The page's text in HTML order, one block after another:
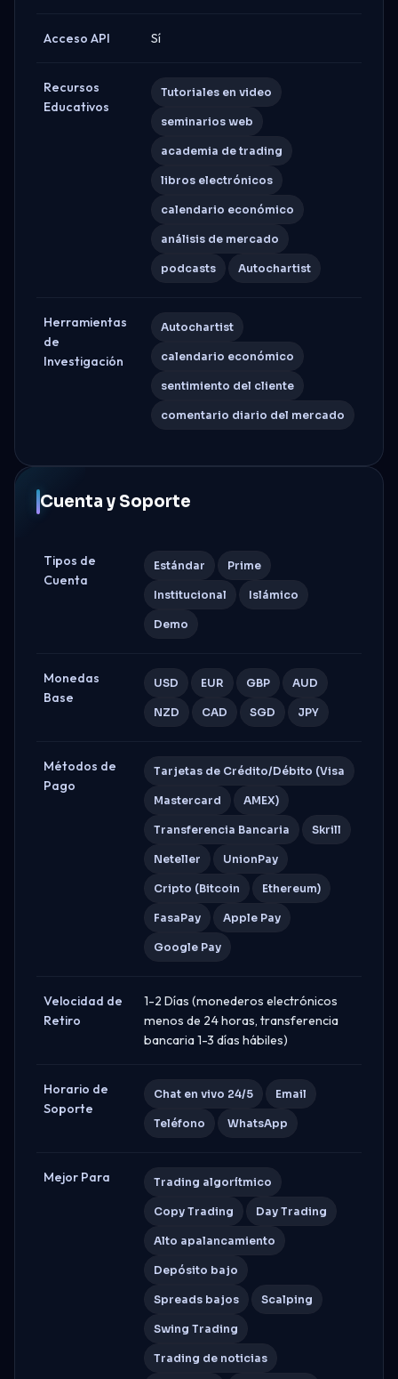
Acceso API Sí
Recursos
Educativos
Tutoriales en video
seminarios web
academia de trading
libros electrónicos
calendario económico
análisis de mercado
podcasts Autochartist
Herramientas
de
Investigación
Autochartist
calendario económico
sentimiento del cliente
comentario diario del mercado
Cuenta y Soporte
Tipos de
Cuenta
Estándar Prime
Institucional Islámico
Demo
Monedas
Base
USD EUR GBP AUD
NZD CAD SGD JPY
Métodos de
Pago
Tarjetas de Crédito/Débito (Visa
Mastercard AMEX)
Transferencia Bancaria Skrill
Neteller UnionPay
Cripto (Bitcoin Ethereum)
FasaPay Apple Pay
Google Pay
Velocidad de
Retiro
1-2 Días (monederos electrónicos
menos de 24 horas, transferencia
bancaria 1-3 días hábiles)
Horario de
Soporte
Chat en vivo 24/5 Email
Teléfono WhatsApp
Mejor Para Trading algorítmico
Copy Trading Day Trading
Alto apalancamiento
Depósito bajo
Spreads bajos Scalping
Swing Trading
Trading de noticias